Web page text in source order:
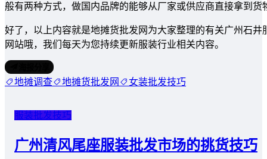
般有两种方式，做国内品牌的能够从厂家或供应商直接拿到
好了，以上内容就是地摊货批发网为大家整理的有关广州石
网站哦，我们每天为您持续更新服装行业相关内容。
地摊调查 地摊货批发网 女装批发技巧
服装批发技巧
广州清风尾座服装批发市场的挑货技巧